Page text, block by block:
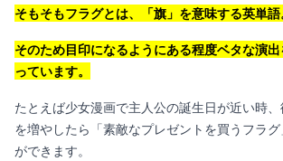
そもそもフラグとは、「旗」を意味する英単語
そのため目印になるようにある程度ベタな演
っています。
たとえば少女漫画で主人公の誕生日が近い時
を増やしたら「素敵なプレゼントを買うフラ
ができます。